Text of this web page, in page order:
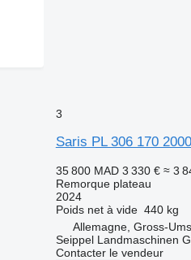
3
Saris PL 306 170
35 800 MAD 3 330 € ≈ 3
Remorque plateau
2024
Poids net à vide 440 kg
Allemagne, Gross-
Seippel Landmaschinen
Contacter le vendeur